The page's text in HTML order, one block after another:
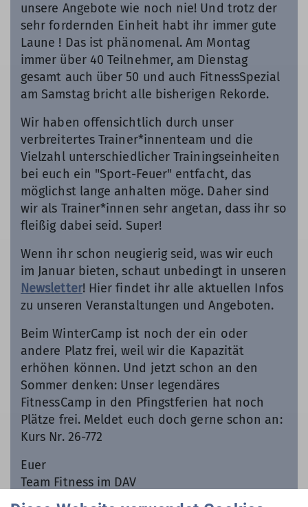
unsere Angebote wie noch nie! Und trotz der
sehr fordernden Einheit habt ihr immer gute
Laune ! Das ist phänomenal. Am Montag
immer über 40 Teilnehmer, am Dienstag
gesamt auch über 50 und auch FitnessSpezial
am Samstag bricht alle bisherigen Rekorde.
Wir haben offensichtlich durch unser
verbreitertes Trainer*innenteam und die
Vielzahl unterschiedlicher Trainingseinheiten
bei euch ein "Sport-Feuer" entfacht, das
möglichst lange anhalten möge. Daher sind
wir als Trainer*innen sehr angetan, dass ihr so
fleißig dabei seid. Super!
Wenn ihr schon neugierig seid, was wir euch
im Januar bieten, schaut unbedingt in unseren
Newsletter! Hier findet ihr alle aktuellen Infos
zu unseren Veranstaltungen und Angeboten.
Beim WinterCamp ist noch der ein oder
andere Platz frei, weil wir die Kapazität
erhöhen können. Und jetzt schon an den
Sommer denken: Unser legendäres
FitnessCamp in den Pfingstferien hat noch
Plätze frei. Meldet euch doch gerne schon an:
Kurs Nr. 26-772
Euer
Team Fitness im DAV